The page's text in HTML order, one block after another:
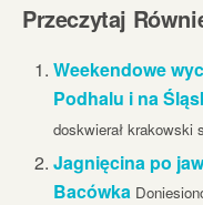
Przeczytaj
Weekendowe
Podhalu i na
doskwierał krakowski
Jagnięcina po
Bacówka